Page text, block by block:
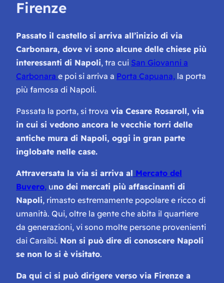
Firenze
Passato il castello si arriva all’inizio di via
Carbonara, dove vi sono alcune delle chiese più
interessanti di Napoli, tra cui San Giovanni a
Carbonara e poi si arriva a Porta Capuana, la porta
più famosa di Napoli.
Passata la porta, si trova via Cesare Rosaroll, via
in cui si vedono ancora le vecchie torri delle
antiche mura di Napoli, oggi in gran parte
inglobate nelle case.
Attraversata la via si arriva al Mercato del
Buvero, uno dei mercati più affascinanti di
Napoli, rimasto estremamente popolare e ricco di
umanità. Qui, oltre la gente che abita il quartiere
da generazioni, vi sono molte persone provenienti
dai Caraibi. Non si può dire di conoscere Napoli
se non lo si è visitato.
Da qui ci si può dirigere verso via Firenze a